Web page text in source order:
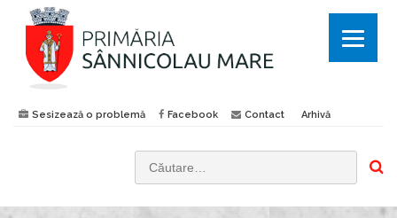
Sesizează o problemă Facebook Contact Arhivă